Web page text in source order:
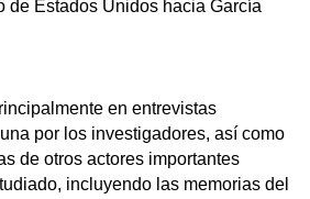
de Estados Unidos hacia García
en entrevistas
por los investigadores, así como
de otros actores importantes
incluyendo las memorias del